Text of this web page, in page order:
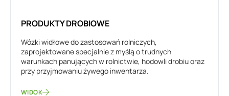
PRODUKTY DROBIOWE
Wózki widłowe do zastosowań rolniczych,
zaprojektowane specjalnie z myślą o trudnych
warunkach panujących w rolnictwie, hodowli drobiu oraz
przy przyjmowaniu żywego inwentarza.
WIDOK